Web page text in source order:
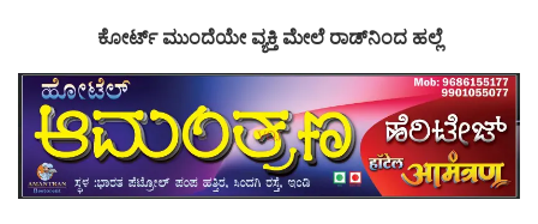
ಕೋರ್ಟ್ ಮುಂದೆಯೇ ವ್ಯಕ್ತಿ ಮೇಲೆ ರಾಡ್‌ನಿಂದ ಹಲ್ಲೆ